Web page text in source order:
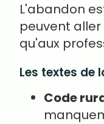
L'abandon
peuvent aller
qu'aux
Les textes de
Code